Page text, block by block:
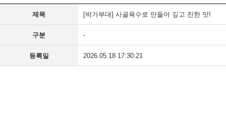
제목 [박가부대] 사골육수로 만들어 깊고 진한 맛!
구분 -
등록일 2026.05.18 17:30:21